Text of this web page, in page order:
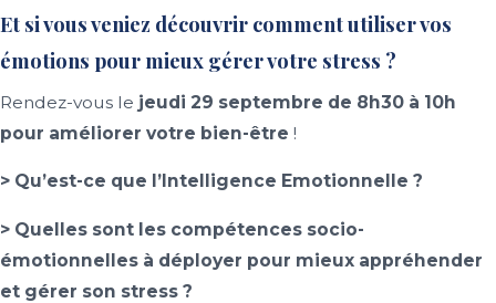
Et si vous veniez découvrir comment utiliser vos
émotions pour mieux gérer votre stress ?
Rendez-vous le jeudi 29 septembre de 8h30 à 10h
pour améliorer votre bien-être !
> Qu’est-ce que l’Intelligence Emotionnelle ?
> Quelles sont les compétences socio-
émotionnelles à déployer pour mieux appréhender
et gérer son stress ?